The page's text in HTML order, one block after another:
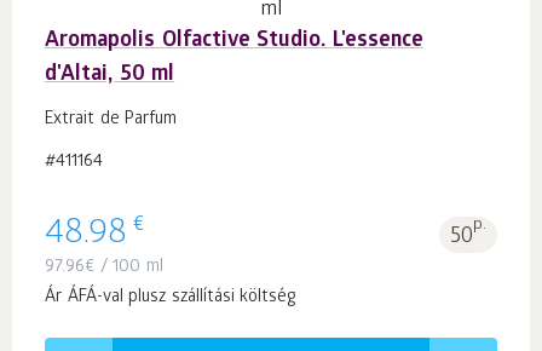
Aromapolis Olfactive Studio. L'essence
d'Altai, 50 ml
Extrait de Parfum
#411164
48.98 € 50p.
97.96€ / 100 ml
Ár ÁFÁ-val plusz szállítási költség